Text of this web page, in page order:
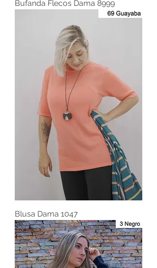
Bufanda Flecos Dama 8999
Blusa Dama 1047